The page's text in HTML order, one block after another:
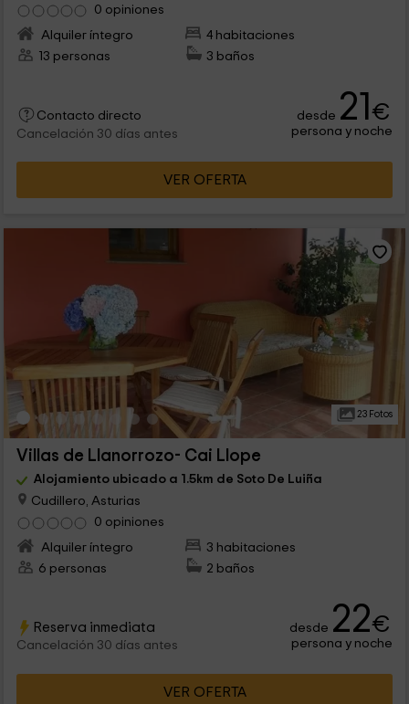
0 opiniones
Alquiler íntegro
4 habitaciones
13 personas
3 baños
Contacto directo
Cancelación 30 días antes
desde 21€
persona y noche
VER OFERTA
23 Fotos
Villas de Llanorrozo- Cai Llope
Alojamiento ubicado a 1.5km de Soto De Luiña
Cudillero, Asturias
0 opiniones
Alquiler íntegro
3 habitaciones
6 personas
2 baños
Reserva inmediata
Cancelación 30 días antes
desde 22€
persona y noche
VER OFERTA